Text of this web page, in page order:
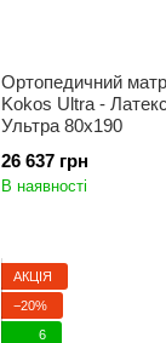
Ортопедичний
Kokos Ultra -
Ультра 80x190
26 637 грн
В наявності
АКЦІЯ
−20%
6